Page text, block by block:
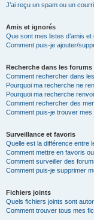
J’ai reçu un spam ou un
Amis et ignorés
Que sont mes listes d’amis et
Comment puis-je ajouter/
Recherche dans les forums
Comment rechercher dans
Pourquoi ma recherche ne
Pourquoi ma recherche
Comment rechercher des
Comment puis-je trouver
Surveillance et favoris
Quelle est la différence entre
Comment mettre en favoris
Comment surveiller des
Comment puis-je supprimer
Fichiers joints
Quels fichiers joints sont
Comment trouver tous mes